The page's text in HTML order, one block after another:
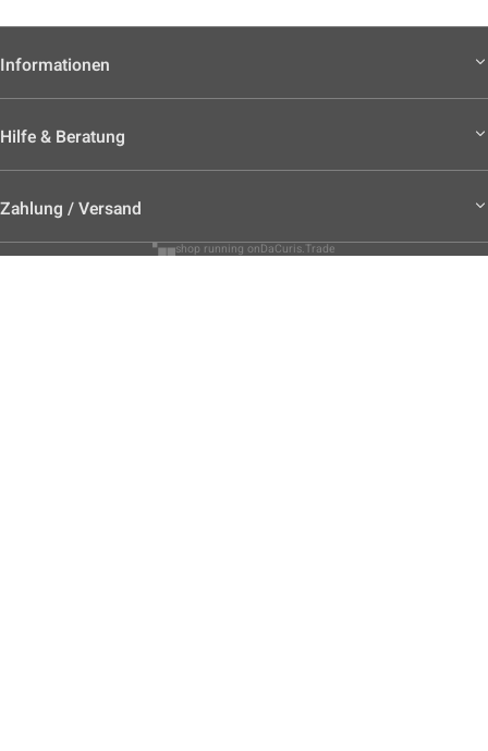
Informationen
Hilfe & Beratung
Zahlung / Versand
shop running onDaCuris.Trade